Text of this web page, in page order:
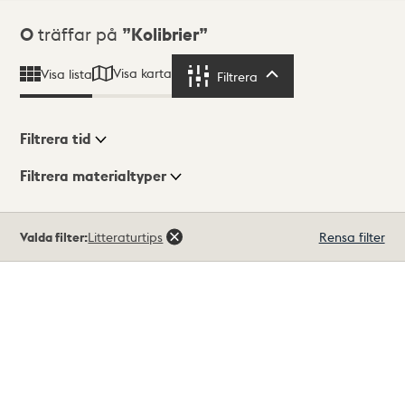
Sökresultat
0 träffar på Kolibrier
Visa lista Visa karta Filtrera
Visningsläge
Filtrera tid
Filtrera materialtyper
träffar
Valda filter:Litteraturtips Rensa filter